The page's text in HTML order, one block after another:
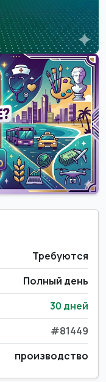
Требуются
Полный день
30 дней
#81449
производство